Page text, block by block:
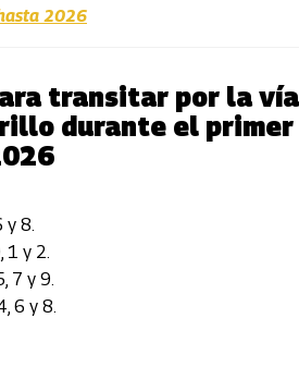
2026
transitar por la vía
durante el primer
y 8.
1 y 2.
7 y 9.
6 y 8.